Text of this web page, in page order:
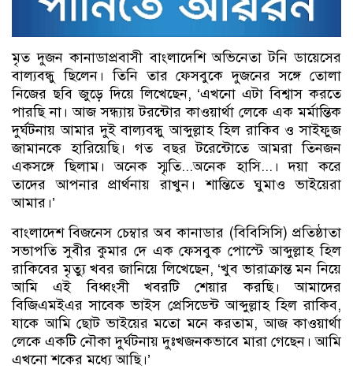
মৃত দুজন কানাডাপ্রবাসী বাংলাদেশি অভিনেতা টনি ডায়েসের
বাল্যবন্ধু ছিলেন। তিনি তার ফেসবুকে দুজনের সঙ্গে তোলা
নিজের ছবি জুড়ে দিয়ে লিখেছেন, ‘এখনো এটা বিশ্বাস করতে
পারছি না। আজ সন্ধ্যায় টরন্টোর কাওয়ার্থা লেকে এক মর্মান্তিক
দুর্ঘটনায় আমার দুই বাল্যবন্ধু আব্দুল্লাহ হিল রাকিব ও সাইফুজ
জামানকে হারিয়েছি। গত বছর টরেন্টোতে আমরা তিনজন
একসঙ্গে ছিলাম। অনেক স্মৃতি...অনেক হাসি...। দয়া করে
তাদের আপনার প্রার্থনায় রাখুন। শান্তিতে ঘুমাও ভাইয়েরা
আমার।’
বাংলাদেশ বিজনেস চেম্বার অব কানাডার (বিবিসিসি) প্রতিষ্ঠাতা
সভাপতি সুবীর কুমার দে এক ফেসবুক পোস্টে আব্দুল্লাহ হিল
রাকিবের মৃত্যু খবর জানিয়ে লিখেছেন, ‘খুব ভারাক্রান্ত মন নিয়ে
আমি এই বিধ্বংসী খবরটি শেয়ার করছি। আমাদের
বিজিএমইএর সাবেক ভাইস প্রেসিডেন্ট আব্দুল্লাহ হিল রাকিব,
যাকে আমি ছোট ভাইয়ের মতো মনে করতাম, আজ কাওয়ার্থা
লেকে একটি নৌকা দুর্ঘটনায় দুঃখজনকভাবে মারা গেছেন। আমি
এখনো শকের মধ্যে আছি।’